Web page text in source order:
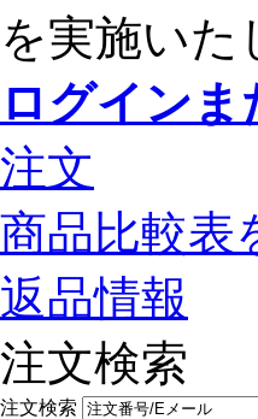
を実施いた
ログイン
注文
商品比較表
返品情報
注文検索
注文検索